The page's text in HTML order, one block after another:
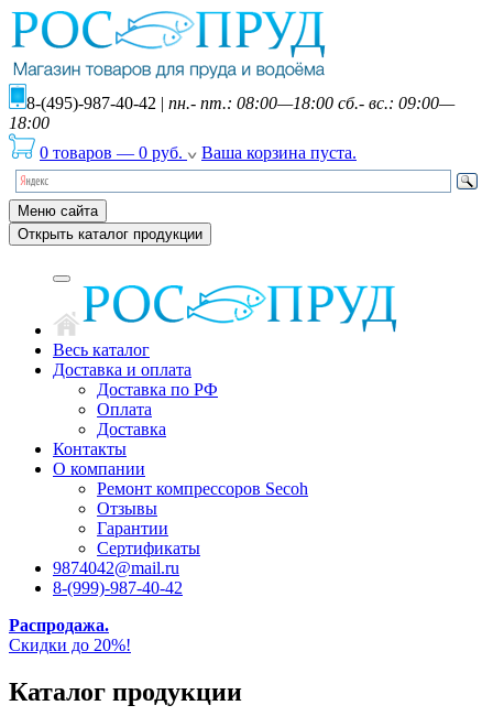
8-(495)-987-40-42 | пн.- пт.: 08:00—18:00 сб.- вс.: 09:00—
18:00
0 товаров — 0 руб. Ваша корзина пуста.
Меню сайта
Открыть каталог продукции
Весь каталог
Доставка и оплата
Доставка по РФ
Оплата
Доставка
Контакты
О компании
Ремонт компрессоров Secoh
Отзывы
Гарантии
Сертификаты
9874042@mail.ru
8-(999)-987-40-42
Распродажа.
Скидки до 20%!
Каталог продукции